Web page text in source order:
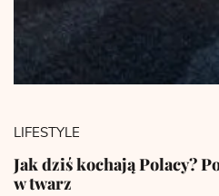
LIFESTYLE
Jak dziś kochają Polacy?
w twarz